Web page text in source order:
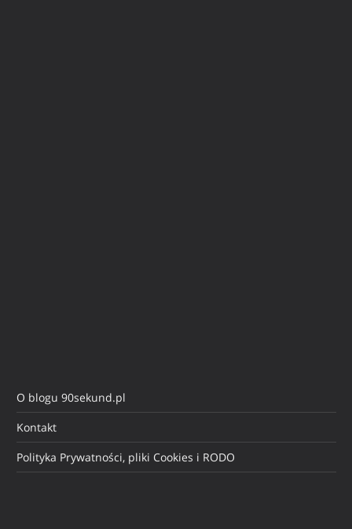
O blogu 90sekund.pl
Kontakt
Polityka Prywatności, pliki Cookies i RODO